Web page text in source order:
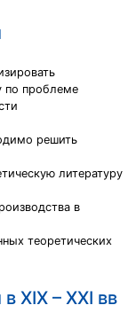
по проблеме
решить
литературу
в
теоретических
XIX – XXI вв